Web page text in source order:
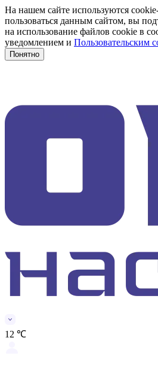
На нашем сайте используются
пользоваться данным сайтом, вы
на использование файлов cookie в
уведомлением и Пользовательским
Понятно
12 ℃